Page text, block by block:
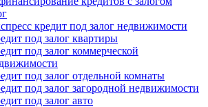
кредит под залог недвижимости
под залог квартиры
под залог коммерческой
под залог отдельной комнаты
под залог загородной недвижимости
под залог авто